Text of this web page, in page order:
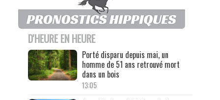
D'HEURE EN HEURE
Porté disparu depuis mai, un
homme de 51 ans retrouvé mort
dans un bois
13:05